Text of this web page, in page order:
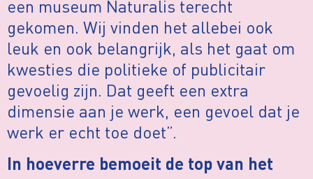
een museum Naturalis terecht
gekomen. Wij vinden het allebei ook
leuk en ook belangrijk, als het gaat om
kwesties die politieke of publicitair
gevoelig zijn. Dat geeft een extra
dimensie aan je werk, een gevoel dat je
werk er echt toe doet”.
In hoeverre bemoeit de top van het